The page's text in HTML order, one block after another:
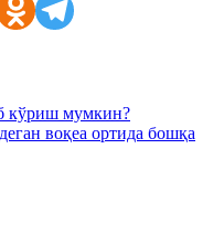
кўриш мумкин?
воқеа ортида бошқа